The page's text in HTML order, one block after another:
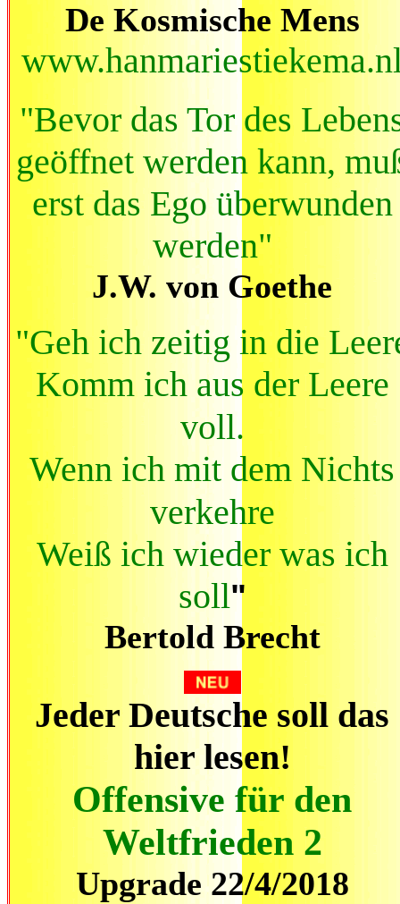
De Kosmische Mens
"Bevor das Tor des
geöffnet werden kann,
erst das Ego überwunden
werden"
J.W. von Goethe
"Geh ich zeitig in die
Komm ich aus der Leere
voll.
Wenn ich mit dem Nichts
verkehre
Weiß ich wieder was ich
soll"
Bertold Brecht
Jeder Deutsche soll das
hier lesen!
Offensive für den
Weltfrieden 2
Upgrade 22/4/2018